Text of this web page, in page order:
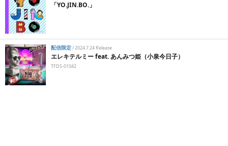
「YO.JIN.BO.」
配信限定/2024.7.24 Release
エレキテルミー feat. あんみつ姫（小泉今日子）
TFDS-01042